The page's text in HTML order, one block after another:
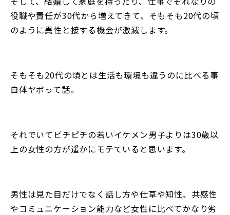
役職や責任が30代から増えてきて、そもそも20代の頃
のように異性と接する機会が激減します。
そもそも20代の頃とは生活も環境も違うのに比べる事
自体ヤボって話。
それでいてピチピチの若いイケメン男子よりは30歳以
上の女性の方が遥かにモテていると思います。
男性は見た目だけでなく話し方や仕草や知性、共感性
やコミュニケーション能力など女性に比べてかなり劣